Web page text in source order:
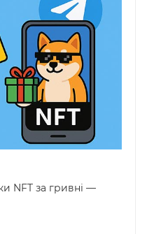
NFT за гривні —